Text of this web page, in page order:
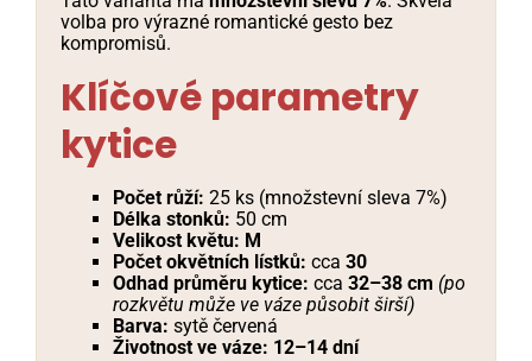
volba pro výrazné romantické gesto bez
kompromisů.
Klíčové parametry
kytice
Počet růží: 25 ks (množstevní sleva 7%)
Délka stonků: 50 cm
Velikost květu: M
Počet okvětních lístků: cca 30
Odhad průměru kytice: cca 32–38 cm (po
rozkvětu může ve váze působit širší)
Barva: sytě červená
Životnost ve váze: 12–14 dní